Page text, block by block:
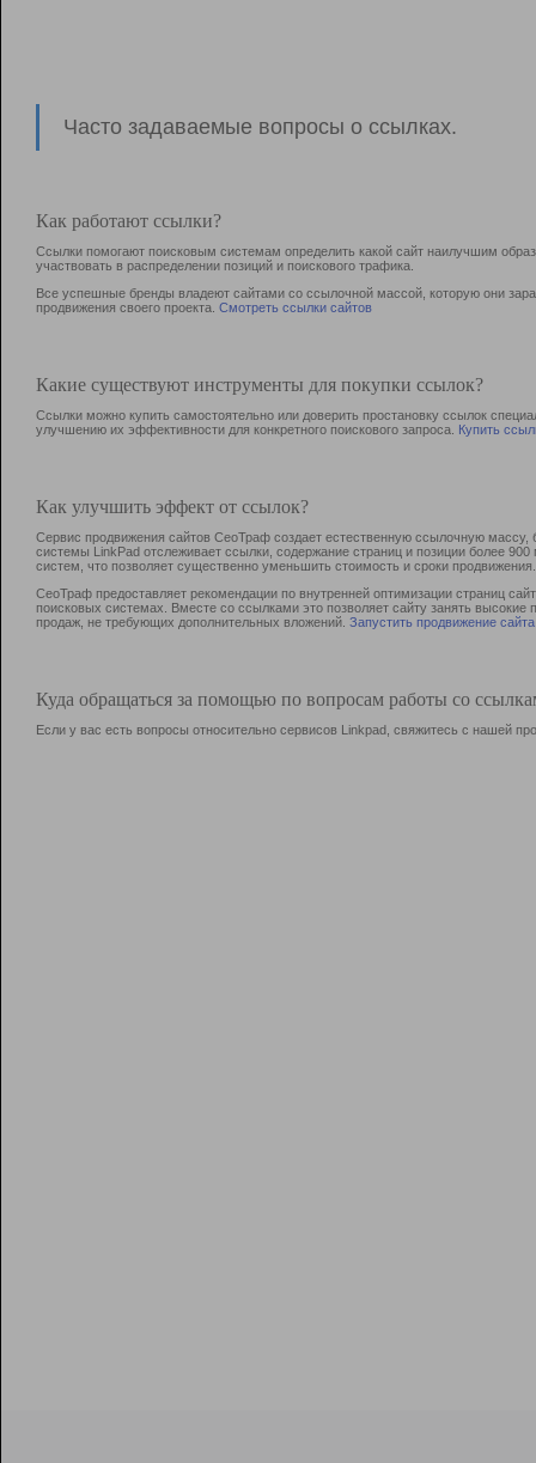
Часто задаваемые вопросы о ссылках.
Как работают ссылки?
Ссылки помогают поисковым системам определить какой сайт наилучшим
участвовать в раcпределении позиций и поискового трафика.
Все успешные бренды владеют сайтами со ссылочной массой, которую они
продвижения своего проекта. Смотреть ссылки сайтов
Какие существуют инструменты для покупки ссылок?
Ссылки можно купить самостоятельно или доверить простановку ссылок
улучшению их эффективности для конкретного поискового запроса. Купить
Как улучшить эффект от ссылок?
Сервис продвижения сайтов СеоТраф создает естественную ссылочную
системы LinkPad отслеживает ссылки, содержание страниц и позиции более
систем, что позволяет существенно уменьшить стоимость и сроки продвижения.
СеоТраф предоставляет рекомендации по внутренней оптимизации страниц
поисковых системах. Вместе со ссылками это позволяет сайту занять
продаж, не требующих дополнительных вложений. Запустить продвижение сайта
Куда обращаться за помощью по вопросам работы со
Если у вас есть вопросы относительно сервисов Linkpad, свяжитесь с нашей